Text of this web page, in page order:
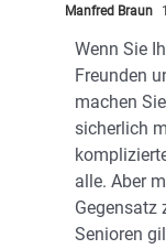
Manfred Braun
Wenn Sie
Freunden
machen
sicherlich
alle. Aber
Gegensatz
Senioren